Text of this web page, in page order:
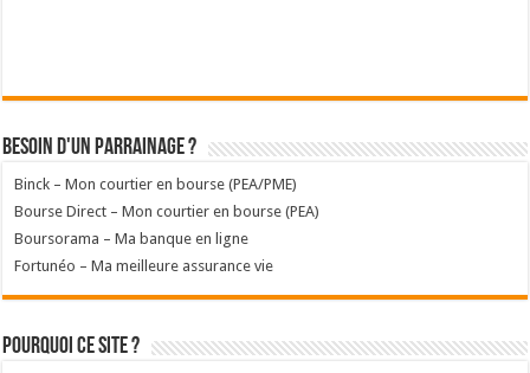
Besoin d'un parrainage ?
Binck – Mon courtier en bourse (PEA/PME)
Bourse Direct – Mon courtier en bourse (PEA)
Boursorama – Ma banque en ligne
Fortunéo – Ma meilleure assurance vie
Pourquoi ce site ?